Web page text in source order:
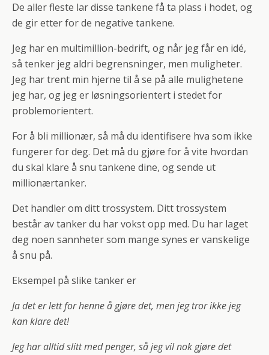
De aller fleste lar disse tankene få ta plass i hodet, og
de gir etter for de negative tankene.
Jeg har en multimillion-bedrift, og når jeg får en idé,
så tenker jeg aldri begrensninger, men muligheter.
Jeg har trent min hjerne til å se på alle mulighetene
jeg har, og jeg er løsningsorientert i stedet for
problemorientert.
For å bli millionær, så må du identifisere hva som ikke
fungerer for deg. Det må du gjøre for å vite hvordan
du skal klare å snu tankene dine, og sende ut
millionærtanker.
Det handler om ditt trossystem. Ditt trossystem
består av tanker du har vokst opp med. Du har laget
deg noen sannheter som mange synes er vanskelige
å snu på.
Eksempel på slike tanker er
Ja det er lett for henne å gjøre det, men jeg tror ikke jeg
kan klare det!
Jeg har alltid slitt med penger, så jeg vil nok gjøre det